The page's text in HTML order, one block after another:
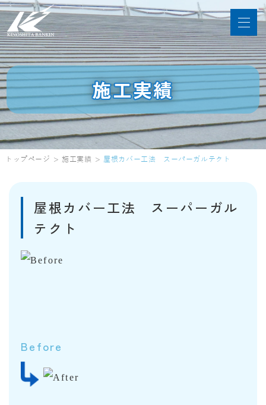
施工実績
トップページ 施工実績 屋根カバー工法 スーパーガルテクト
屋根カバー工法 スーパーガル
テクト
Before